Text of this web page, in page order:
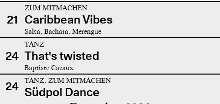
21
ZUM MITMACHEN
Caribbean Vibes
Salsa, Bachata, Merengue
24
TANZ
That's twisted
Baptiste Cazaux
24 TANZ, ZUM MITMACHEN
Südpol Dance